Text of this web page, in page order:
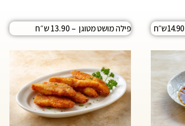
ש״ח פילה מושט מטוגן – 13.90 ש״ח